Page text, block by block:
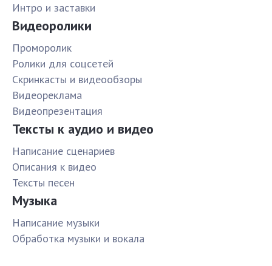
Интро и заставки
Видеоролики
Проморолик
Ролики для соцсетей
Скринкасты и видеообзоры
Видеореклама
Видеопрезентация
Тексты к аудио и видео
Написание сценариев
Описания к видео
Тексты песен
Музыка
Написание музыки
Обработка музыки и вокала